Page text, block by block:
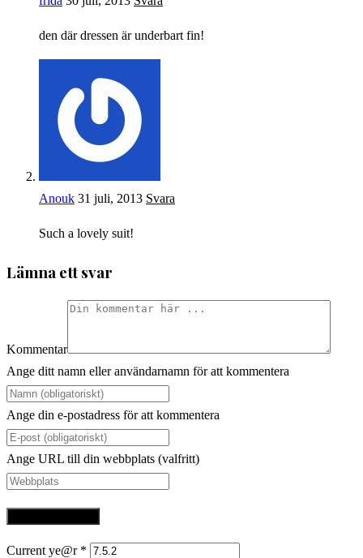
den där dressen är underbart fin!
Anouk 31 juli, 2013 Svara
Such a lovely suit!
Lämna ett svar
Kommentar
Ange ditt namn eller användarnamn för att kommentera
Ange din e-postadress för att kommentera
Ange URL till din webbplats (valfritt)
Current ye@r *